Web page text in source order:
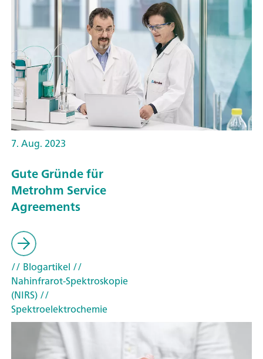
7. Aug. 2023
Gute Gründe für
Metrohm Service
Agreements
// Blogartikel //
Nahinfrarot-Spektroskopie
(NIRS)//
Spektroelektrochemie